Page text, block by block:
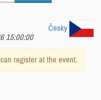
Česky
15:00:00
register at the event.